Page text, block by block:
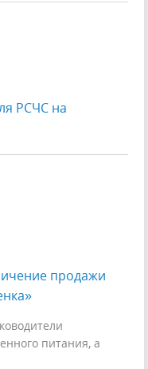
РСЧС на
продажи
питания, а